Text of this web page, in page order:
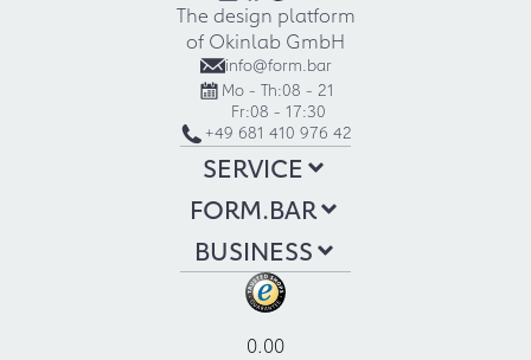
The design platform
of Okinlab GmbH
info@form.bar
Mo - Th:08 - 21
Fr:08 - 17:30
+49 681 410 976 42
SERVICE
FORM.BAR
BUSINESS
0.00